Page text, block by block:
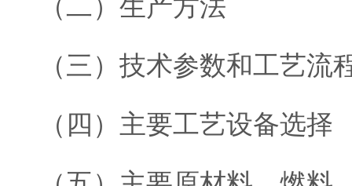
（三）技术参数和工艺流
（四）主要工艺设备选择